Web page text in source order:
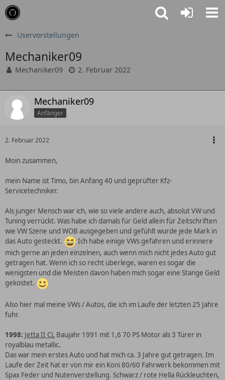
Uservorstellungen
Mechaniker09
Mechaniker09 2. Februar 2022
Mechaniker09
Anfänger
2. Februar 2022
Moin zusammen,
mein Name ist Timo, bin Anfang 40 und geprüfter Kfz-
Servicetechniker.
Als junger Mensch war ich, wie so viele andere auch, absolut VW und
Tuning verrückt. Was habe ich damals für Geld allein für Zeitschriften
wie VW Szene und WOB ausgegeben und gefühlt wurde jede Mark in
das Auto gesteckt.
Ich habe einige VWs gefahren und erinnere
mich gerne an jeden einzelnen, auch wenn mich nicht jedes Auto gut
getragen hat. Wenn ich so recht überlege, waren es sogar die
wenigsten und die Meisten davon haben mich sogar eine Stange Geld
gekostet.
Also hier mal meine VWs / Autos, die ich im Laufe der letzten 25 Jahre
fuhr.
1998: Jetta II CL Baujahr 1991 mit 1,6 70 PS Motor als 3 Türer in
royalblau metallic.
Das war mein erstes Auto und hat mich ca. 3 Jahre gut getragen. Im
Laufe der Zeit hat er von mir ein Koni 80/60 Fahrwerk bekommen mit
Spax Feder und Nutenverstellung. Schwarz / rote Hella Rückleuchten,